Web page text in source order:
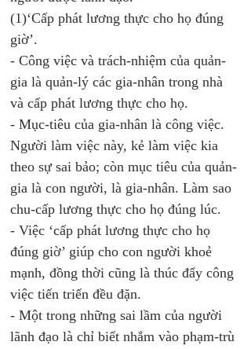
(1)‘Cấp phát lương thực cho họ đúng
giờ’.
- Công việc và trách-nhiệm của quản-
gia là quản-lý các gia-nhân trong nhà
và cấp phát lương thực cho họ.
- Mục-tiêu của gia-nhân là công việc.
Người làm việc này, kẻ làm việc kia
theo sự sai bảo; còn mục tiêu của quản-
gia là con người, là gia-nhân. Làm sao
chu-cấp lương thực cho họ đúng lúc.
- Việc ‘cấp phát lương thực cho họ
đúng giờ’ giúp cho con người khoẻ
mạnh, đồng thời cũng là thúc đẩy công
việc tiến triển đều đặn.
- Một trong những sai lầm của người
lãnh đạo là chỉ biết nhắm vào phạm-trù